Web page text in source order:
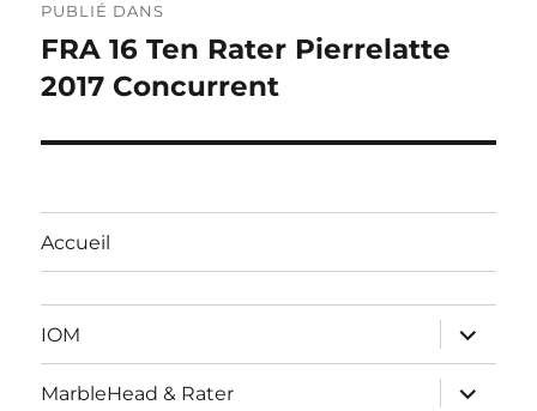
de
l’article
PUBLIÉ DANS
FRA 16 Ten Rater Pierrelatte
2017 Concurrent
Accueil
IOM
ouvrir
le
sous-
menu
MarbleHead & Rater
ouvrir
le